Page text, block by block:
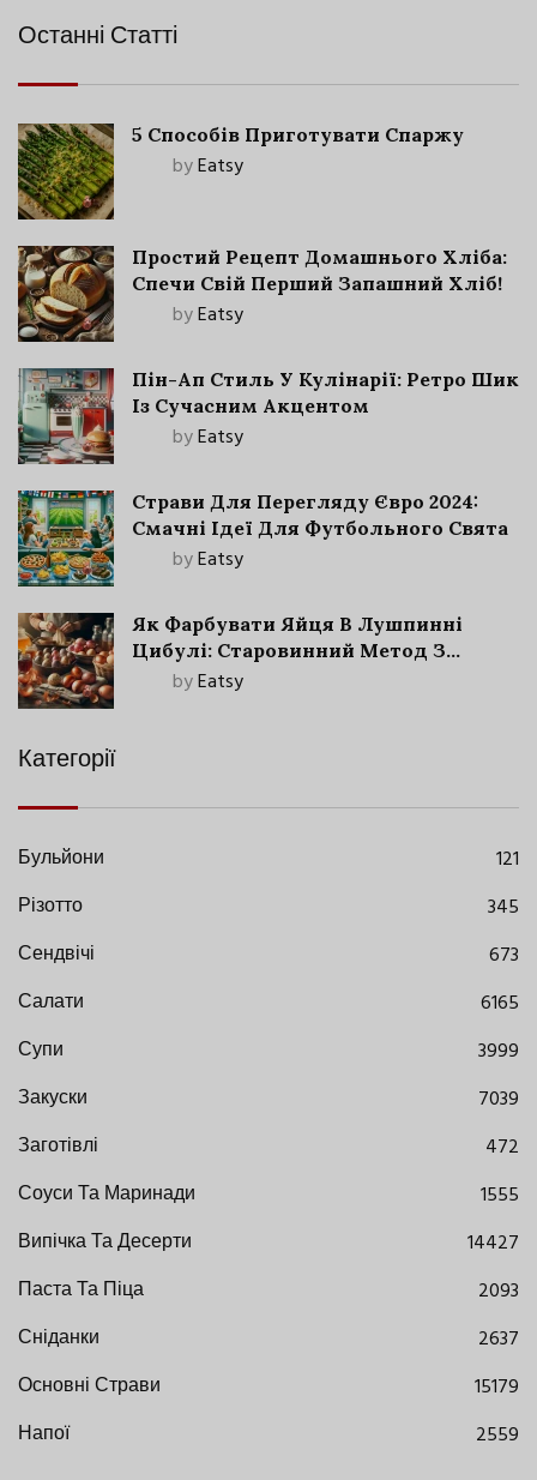
Останні Статті
5 Способів Приготувати Спаржу
byEatsy
Простий Рецепт Домашнього Хліба:
Спечи Свій Перший Запашний Хліб!
byEatsy
Пін-Ап Стиль У Кулінарії: Ретро Шик
Із Сучасним Акцентом
byEatsy
Страви Для Перегляду Євро 2024:
Смачні Ідеї Для Футбольного Свята
byEatsy
Як Фарбувати Яйця В Лушпинні
Цибулі: Старовинний Метод З
Сучасними Нюансами
byEatsy
Категорії
Бульйони
121
Різотто
345
Сендвічі
673
Салати
6165
Супи
3999
Закуски
7039
Заготівлі
472
Соуси Та Маринади
1555
Випічка Та Десерти
14427
Паста Та Піца
2093
Сніданки
2637
Основні Страви
15179
Напої
2559